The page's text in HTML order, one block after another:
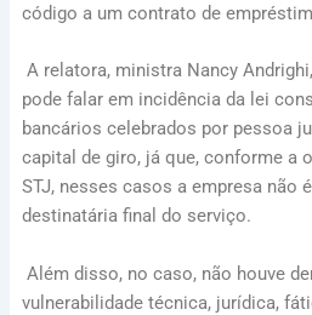
código a um contrato de
A relatora, ministra Nancy
pode falar em incidência da lei
bancários celebrados por pessoa
capital de giro, já que, conforme a
STJ, nesses casos a empresa não
destinatária final do serviço.
Além disso, no caso, não houve
vulnerabilidade técnica, jurídica,